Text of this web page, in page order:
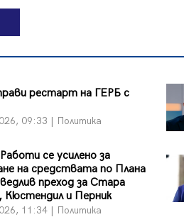
рестарт на ГЕРБ с
09:33 | Политика
се усилено за
на средствата по Плана
преход за Стара
Кюстендил и Перник
11:34 | Политика